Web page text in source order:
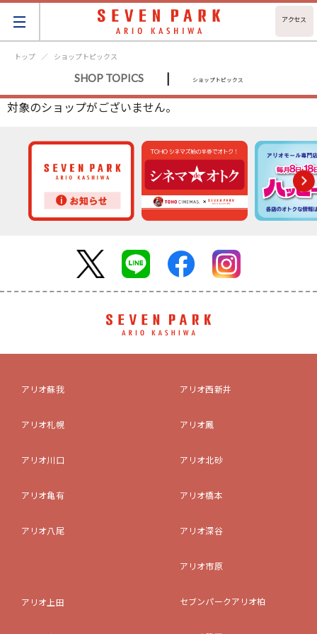
アクセス
トップ ショップトピックス
SHOP TOPICS | ショップトピックス
対象のショップがございません。
アリオ蘇我
アリオ札幌
アリオ川口
アリオ亀有
アリオ八尾
アリオ上田
アリオ西新井
アリオ鳳
アリオ北砂
アリオ橋本
アリオ深谷
アリオ市原
セブンパークアリオ柏